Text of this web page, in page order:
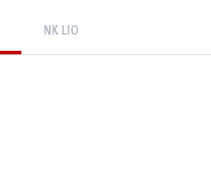
NK LIO